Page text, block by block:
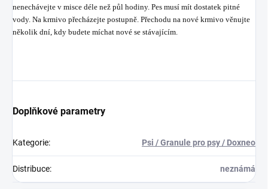
nenechávejte v misce déle než půl hodiny. Pes musí mít dostatek pitné
vody. Na krmivo přecházejte postupně. Přechodu na nové krmivo věnujte
několik dní, kdy budete míchat nové se stávajícím.
Doplňkové parametry
Kategorie: Psi / Granule pro psy / Doxneo
Distribuce: neznámá